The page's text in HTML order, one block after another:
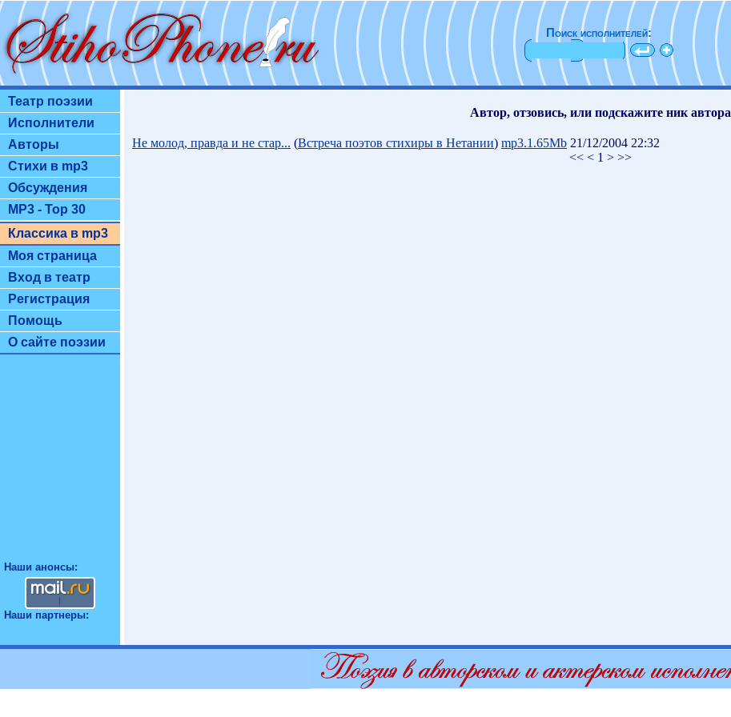
Поиск исполнителей:
Театр поэзии
Исполнители
Авторы
Стихи в mp3
Обсуждения
MP3 - Top 30
Классика в mp3
Моя страница
Вход в театр
Регистрация
Помощь
О сайте поэзии
Наши анонсы:
Наши партнеры:
Автор, отзовись, или подскажите ник автора
Не молод, правда и не стар... (Встреча поэтов стихиры в Нетании) mp3.1.65Mb 21/12/2004 22:32
<< < 1 > >>